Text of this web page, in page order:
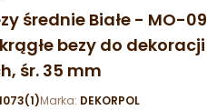
średnie Białe - MO-09
bezy do dekoracji
śr. 35 mm
Marka: DEKORPOL